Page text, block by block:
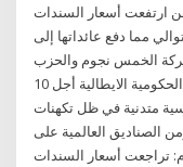
مليار يورو، من ارتفعت أسعار السندات
مما دفع عائداتها إلى
الخمس نجوم والحزب
الديمق أيمن عزام: ارتفعت أسعار السندات الحكومية الايطالية أجل 10
متدنية في ظل تكهنات
الصناديق العالمية على
تراجعت أسعار السندات